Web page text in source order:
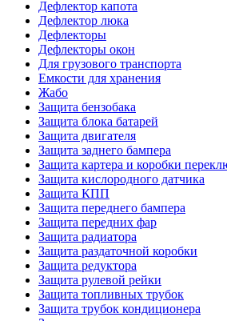
Дефлектор капота
Дефлектор люка
Дефлекторы
Дефлекторы окон
Для грузового транспорта
Емкости для хранения
Жабо
Защита бензобака
Защита блока батарей
Защита двигателя
Защита заднего бампера
Защита картера и коробки
Защита кислородного датчика
Защита КПП
Защита переднего бампера
Защита передних фар
Защита радиатора
Защита раздаточной коробки
Защита редуктора
Защита рулевой рейки
Защита топливных трубок
Защита трубок кондиционера